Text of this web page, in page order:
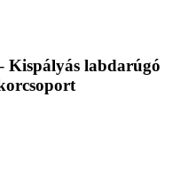
labdarúgó